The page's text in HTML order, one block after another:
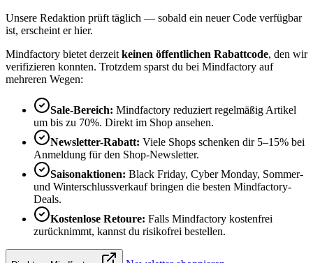
Unsere Redaktion prüft täglich — sobald ein neuer Code verfügbar
ist, erscheint er hier.
Mindfactory bietet derzeit keinen öffentlichen Rabattcode, den wir
verifizieren konnten. Trotzdem sparst du bei Mindfactory auf
mehreren Wegen:
Sale-Bereich: Mindfactory reduziert regelmäßig Artikel
um bis zu 70%. Direkt im Shop ansehen.
Newsletter-Rabatt: Viele Shops schenken dir 5–15% bei
Anmeldung für den Shop-Newsletter.
Saisonaktionen: Black Friday, Cyber Monday, Sommer-
und Winterschlussverkauf bringen die besten Mindfactory-
Deals.
Kostenlose Retoure: Falls Mindfactory kostenfrei
zurücknimmt, kannst du risikofrei bestellen.